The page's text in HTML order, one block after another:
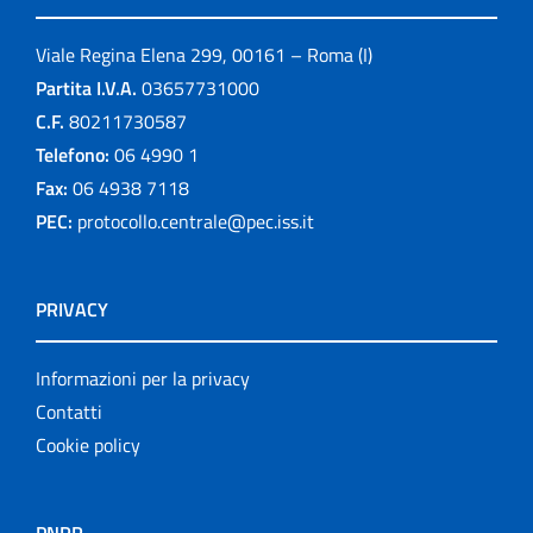
Viale Regina Elena 299, 00161 – Roma (I)
Partita I.V.A. 03657731000
C.F. 80211730587
Telefono: 06 4990 1
Fax: 06 4938 7118
PEC: protocollo.centrale@pec.iss.it
PRIVACY
Informazioni per la privacy
Contatti
Cookie policy